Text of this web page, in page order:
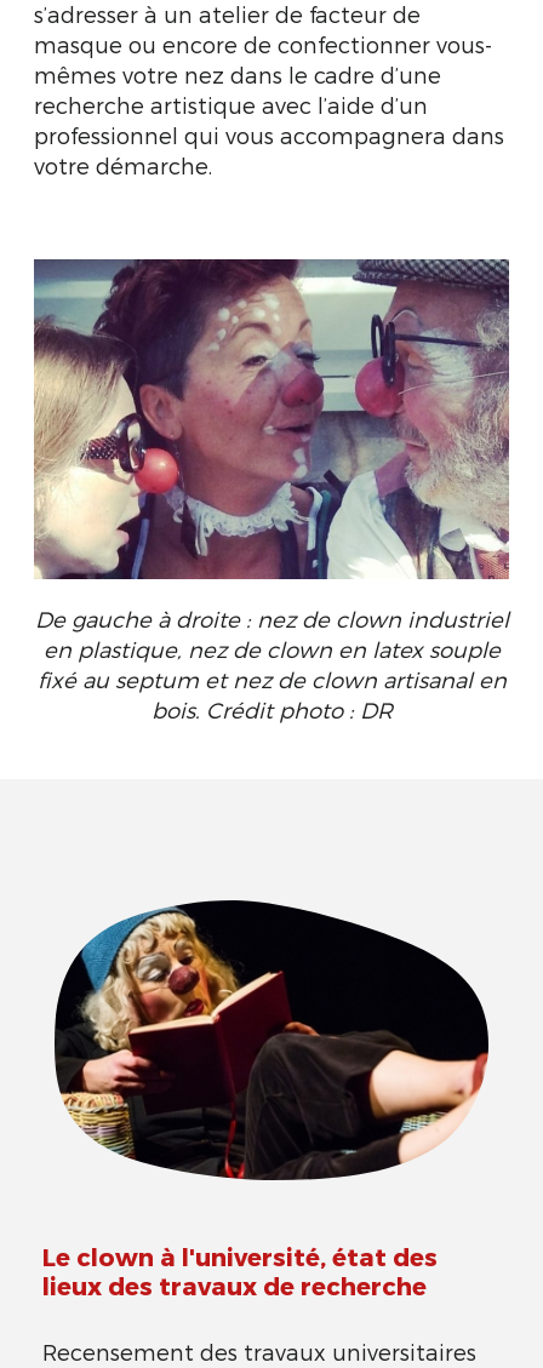
s’adresser à un atelier de facteur de
masque ou encore de confectionner vous-
mêmes votre nez dans le cadre d’une
recherche artistique avec l’aide d’un
professionnel qui vous accompagnera dans
votre démarche.
De gauche à droite : nez de clown industriel
en plastique, nez de clown en latex souple
fixé au septum et nez de clown artisanal en
bois. Crédit photo : DR
Le clown à l'université, état des
lieux des travaux de recherche
Recensement des travaux universitaires